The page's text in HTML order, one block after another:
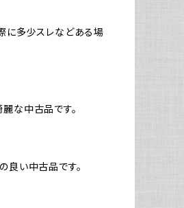
に多少スレなどある場
な中古品です。
良い中古品です。